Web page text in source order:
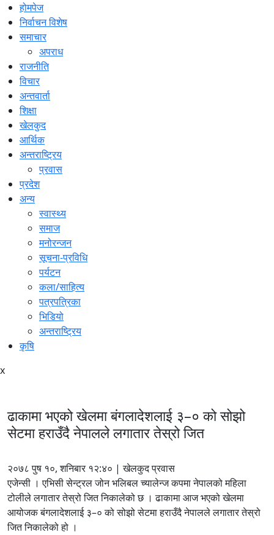
होमपेज
निर्वाचन विशेष
समाचार
अपराध
राजनीति
विचार
अन्तवार्ता
शिक्षा
खेलकुद
आर्थिक
अन्तराष्ट्रिय
प्रवास
प्रदेश
अन्य
स्वास्थ्य
समाज
मनोरन्जन
सूचना-प्रविधि
पर्यटन
कला/साहित्य
पत्रपत्रिका
भिडियो
अन्तराष्ट्रिय
कृषि
x
ढाकामा भएको खेलमा बंगलादेशलाई ३–० को सोझो
सेटमा हराउँदै नेपालले लगातार तेस्रो जित
२०७८ पुष १०, शनिबार १२:४० | खेलकुद प्रवास
एजेन्सी । एभिसी सेन्ट्रल जोन भलिबल च्यालेन्ज कपमा नेपालको महिला
टोलीले लगातार तेस्रो जित निकालेको छ । ढाकामा आज भएको खेलमा
आयोजक बंगलादेशलाई ३–० को सोझो सेटमा हराउँदै नेपालले लगातार तेस्रो
जित निकालेको हो ।